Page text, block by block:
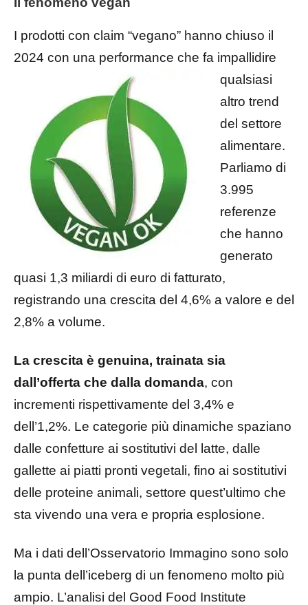
I prodotti con claim “vegano” hanno chiuso il
2024 con una performance che fa impallidire
qualsiasi
altro trend
del settore
alimentare.
Parliamo di
3.995
referenze
che hanno
generato
quasi 1,3 miliardi di euro di fatturato,
registrando una crescita del 4,6% a valore e del
2,8% a volume.
La crescita è genuina, trainata sia
dall’offerta che dalla domanda, con
incrementi rispettivamente del 3,4% e
dell’1,2%. Le categorie più dinamiche spaziano
dalle confetture ai sostitutivi del latte, dalle
gallette ai piatti pronti vegetali, fino ai sostitutivi
delle proteine animali, settore quest’ultimo che
sta vivendo una vera e propria esplosione.
Ma i dati dell’Osservatorio Immagino sono solo
la punta dell’iceberg di un fenomeno molto più
ampio. L’analisi del Good Food Institute